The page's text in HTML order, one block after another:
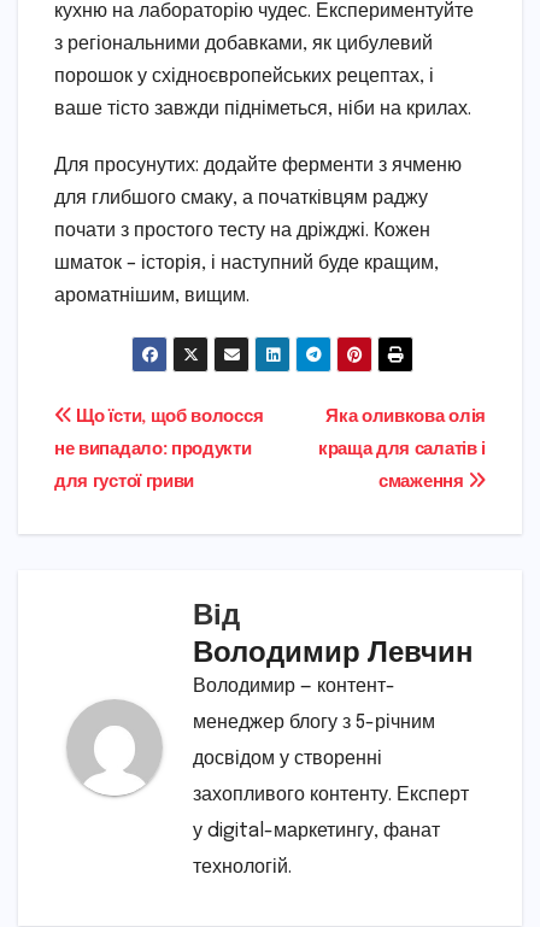
кухню на лабораторію чудес. Експериментуйте
з регіональними добавками, як цибулевий
порошок у східноєвропейських рецептах, і
ваше тісто завжди підніметься, ніби на крилах.
Для просунутих: додайте ферменти з ячменю
для глибшого смаку, а початківцям раджу
почати з простого тесту на дріжджі. Кожен
шматок – історія, і наступний буде кращим,
ароматнішим, вищим.
Навігація
записів
Яка оливкова олія
краща для салатів і
смаження
Що їсти, щоб волосся
не випадало: продукти
для густої гриви
Від
Володимир Левчин
Володимир — контент-
менеджер блогу з 5-річним
досвідом у створенні
захопливого контенту. Експерт
у digital-маркетингу, фанат
технологій.